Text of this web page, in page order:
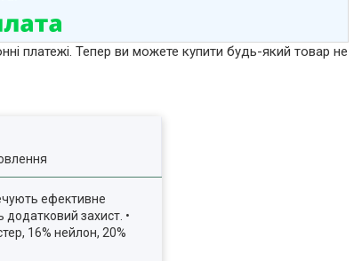
платежі. Тепер ви можете купити будь-який товар не
ефективне
додатковий захист. •
16% нейлон, 20%